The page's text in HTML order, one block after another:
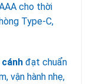
cho thời
Type-C,
đạt chuẩn
vận hành nhẹ,